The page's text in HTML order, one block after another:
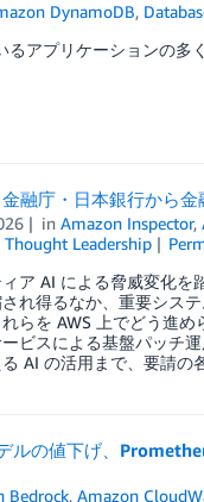
DynamoDB,
るアプリケーションの
融庁・日本銀行から
inAmazon Inspector,
Thought Leadership
ア AI による脅威変化
れ得るなか、重要シス
らを AWS 上でどう進
ビスによる基盤パッチ
AI の活用まで、要請の
ルの値下げ、
Bedrock,Amazon